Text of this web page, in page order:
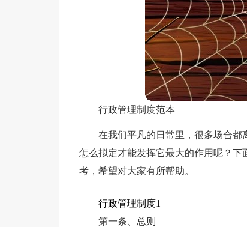
行政管理制度范本
在我们平凡的日常里，很多场合
怎么拟定才能发挥它最大的作用呢？
考，希望对大家有所帮助。
行政管理制度1
第一条、总则